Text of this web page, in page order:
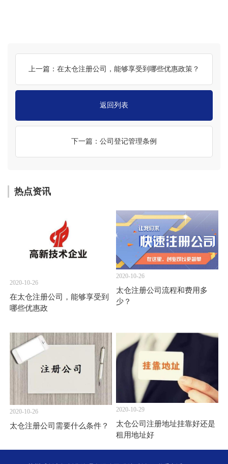
上一篇：在太仓注册公司，能够享受到哪些优惠政策？
返回列表
下一篇：公司登记管理条例
热点资讯
2020-10-26
在太仓注册公司，能够享受到
哪些优惠政
2020-10-26
太仓注册公司流程和费用多
少？
2020-10-26
太仓注册公司需要什么条件？
2020-10-29
太仓公司注册地址挂靠好还是
租用地址好